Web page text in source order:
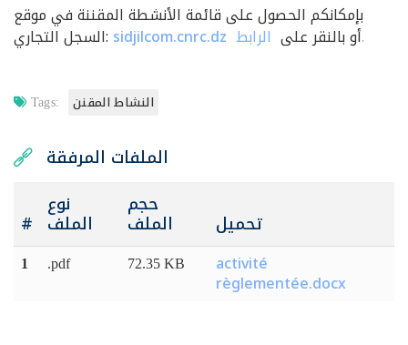
بإمكانكم الحصول على قائمة الأنشطة المقننة في موقع
السجل التجاري: sidjilcom.cnrc.dz أو بالنقر علىالرابط.
Tags: النشاط المقنن
الملفات المرفقة
#
نوع
الملف
حجم
الملف تحميل
1 .pdf 72.35 KB activité
règlementée.docx